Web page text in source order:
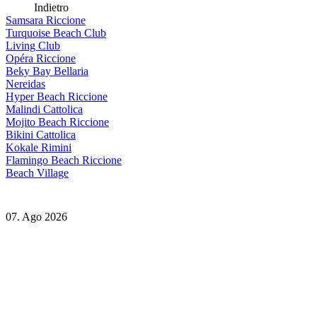
Indietro
Samsara Riccione
Turquoise Beach Club
Living Club
Opéra Riccione
Beky Bay Bellaria
Nereidas
Hyper Beach Riccione
Malindi Cattolica
Mojito Beach Riccione
Bikini Cattolica
Kokale Rimini
Flamingo Beach Riccione
Beach Village
07. Ago 2026